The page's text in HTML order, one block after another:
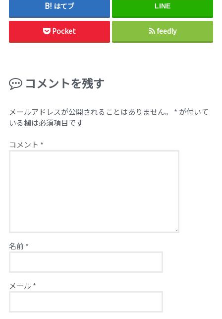
はてブ LINE
Pocket feedly
コメントを残す
メールアドレスが公開されることはありません。 * が付いて
いる欄は必須項目です
コメント *
名前*
メール *